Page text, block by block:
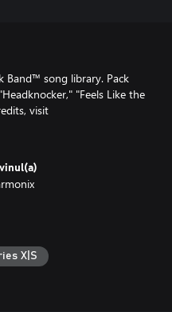
Band™ song library. Pack
"Feels Like the
visit
X|S